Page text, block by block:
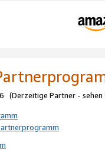
(Derzeitige Partner - sehen